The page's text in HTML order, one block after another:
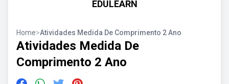
EDULEARN
Home>Atividades Medida De Comprimento 2 Ano
Atividades Medida De
Comprimento 2 Ano